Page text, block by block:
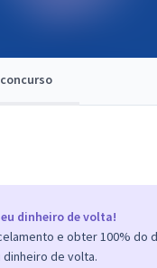
dinheiro de volta!
e obter 100% do
de volta.